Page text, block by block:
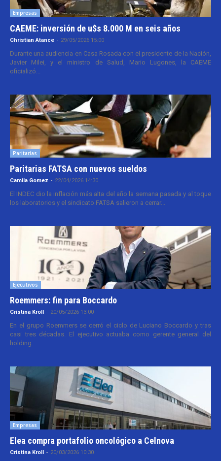
Empresas
CAEME: inversión de u$s 8.000 M en seis años
Christian Atance - 29/05/2026 15:00
Durante una audiencia en Casa Rosada con el presidente de la Nación,
Javier Milei, y el ministro de Salud, Mario Lugones, la CAEME
oficializó...
Paritarias
Paritarias FATSA con nuevos sueldos
Camila Gomez - 22/04/2026 14:30
El INDEC dio la inflación más alta del año la semana pasada y al toque
los laboratorios y el sindicato FATSA salieron a cerrar...
Ejecutivos
Roemmers: fin para Boccardo
Cristina Kroll - 20/05/2026 13:00
En el grupo Roemmers se cerró el ciclo de Luciano Boccardo y tras
casi tres décadas. El ejecutivo actuaba como gerente general del
holding...
Empresas
Elea compra portafolio oncológico a Celnova
Cristina Kroll - 20/03/2026 10:30